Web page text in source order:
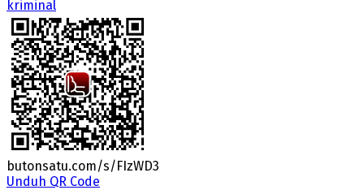
kriminal
butonsatu.com/s/FIzWD3
Unduh QR Code